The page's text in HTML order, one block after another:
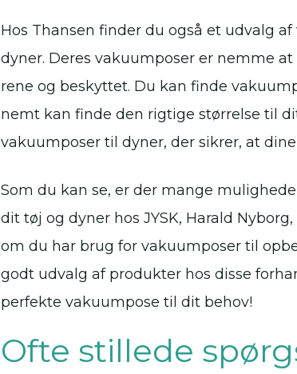
Hos Thansen finder du også et udvalg
dyner. Deres vakuumposer er nemme
rene og beskyttet. Du kan finde
nemt kan finde den rigtige størrelse til
vakuumposer til dyner, der sikrer, at
Som du kan se, er der mange
dit tøj og dyner hos JYSK, Harald
om du har brug for vakuumposer til
godt udvalg af produkter hos disse
perfekte vakuumpose til dit behov!
Ofte stillede